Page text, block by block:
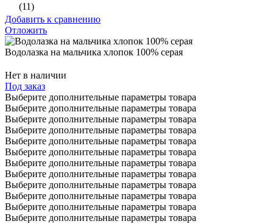
(11)
Добавить к сравнению
Отложить
Водолазка на мальчика хлопок 100% серая
Нет в наличии
Под заказ
Выберите дополнительные параметры товара
Выберите дополнительные параметры товара
Выберите дополнительные параметры товара
Выберите дополнительные параметры товара
Выберите дополнительные параметры товара
Выберите дополнительные параметры товара
Выберите дополнительные параметры товара
Выберите дополнительные параметры товара
Выберите дополнительные параметры товара
Выберите дополнительные параметры товара
Выберите дополнительные параметры товара
Выберите дополнительные параметры товара